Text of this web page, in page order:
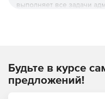
выполняет все задачи
Основные функции:
Будьте в курсе
предложений!